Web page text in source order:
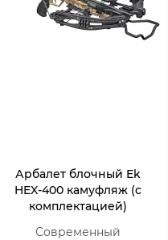
Арбалет блочный Ek
HEX-400 камуфляж (с
комплектацией)
Современный